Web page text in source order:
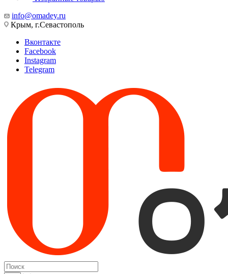
info@omadey.ru
Крым, г.Севастополь
Вконтакте
Facebook
Instagram
Telegram